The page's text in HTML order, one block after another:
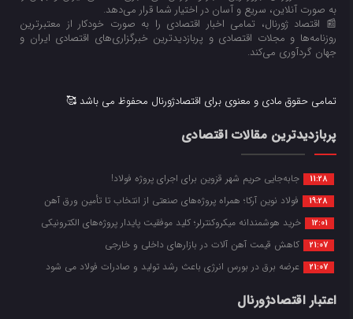
به صورت آنلاین، سریع و آسان در اختیار شما قرار می‌‌دهد.
📰 اقتصاد ژورنال، تمامی اخبار اقتصادی را به صورت خودکار از معتبرترین
روزنامه‌ها و مجلات اقتصادی و پربازدیدترین خبرگزاری‌های اقتصادی ایران و
جهان گردآوری می‌کند.
تمامی حقوق مادی و معنوی برای اقتصادژورنال محفوظ می باشد 🥰
پربازدیدترین مقالات اقتصادی
11:28 جابه‌جایی حریم شهر قزوین برای اجرای پروژه فولاد!
19:28 فولاد نوین آرکا؛ همراه پروژه‌های صنعتی از انتخاب تا تأمین ورق آهن
12:01 خرید هوشمندانه میکروکنترلر؛ کلید موفقیت پایدار پروژه‌های الکترونیکی
21:07 کاهش قیمت آهن آلات در بازارهای داخلی و خارجی
21:07 عرضه برق در بورس انرژی باعث رشد تولید و صادرات فولاد می شود
اعتبار اقتصادژورنال